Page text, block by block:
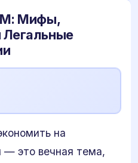
Мифы,
Легальные
на
— это вечная тема,